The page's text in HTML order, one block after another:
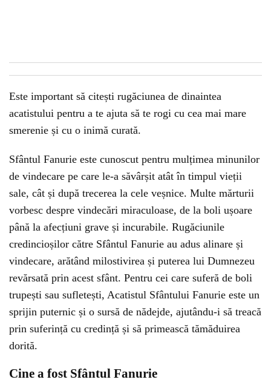
Este important să citești rugăciunea de dinaintea
acatistului pentru a te ajuta să te rogi cu cea mai mare
smerenie și cu o inimă curată.
Sfântul Fanurie este cunoscut pentru mulțimea minunilor
de vindecare pe care le-a săvârșit atât în timpul vieții
sale, cât și după trecerea la cele veșnice. Multe mărturii
vorbesc despre vindecări miraculoase, de la boli ușoare
până la afecțiuni grave și incurabile. Rugăciunile
credincioșilor către Sfântul Fanurie au adus alinare și
vindecare, arătând milostivirea și puterea lui Dumnezeu
revărsată prin acest sfânt. Pentru cei care suferă de boli
trupești sau sufletești, Acatistul Sfântului Fanurie este un
sprijin puternic și o sursă de nădejde, ajutându-i să treacă
prin suferință cu credință și să primească tămăduirea
dorită.
Cine a fost Sfântul Fanurie